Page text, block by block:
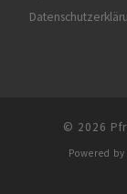
© 2026
Powered by